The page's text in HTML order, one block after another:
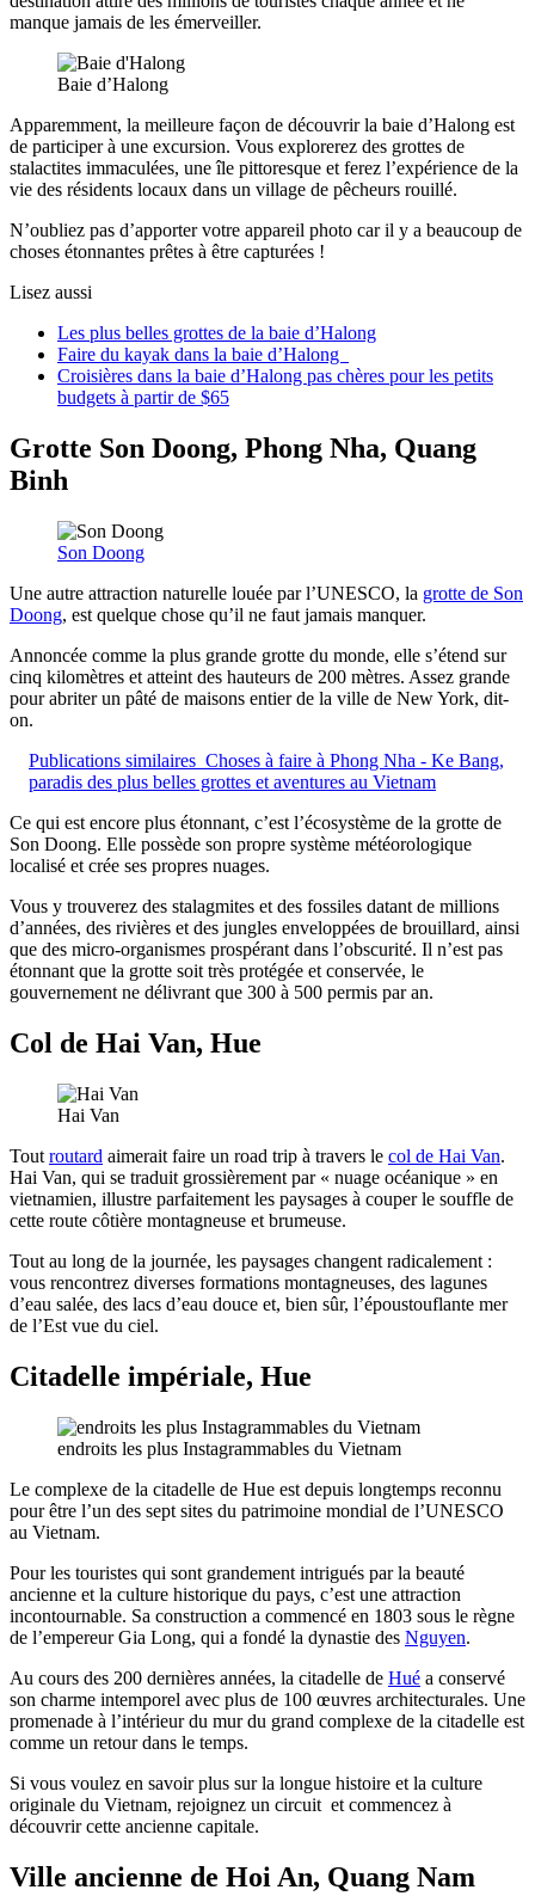
manque jamais de les émerveiller.
Baie d’Halong
Apparemment, la meilleure façon de découvrir la baie d’Halong est
de participer à une excursion. Vous explorerez des grottes de
stalactites immaculées, une île pittoresque et ferez l’expérience de la
vie des résidents locaux dans un village de pêcheurs rouillé.
N’oubliez pas d’apporter votre appareil photo car il y a beaucoup de
choses étonnantes prêtes à être capturées !
Lisez aussi
Les plus belles grottes de la baie d’Halong
Faire du kayak dans la baie d’Halong
Croisières dans la baie d’Halong pas chères pour les petits
budgets à partir de $65
Grotte Son Doong, Phong Nha, Quang
Binh
Son Doong
Une autre attraction naturelle louée par l’UNESCO, la grotte de Son
Doong, est quelque chose qu’il ne faut jamais manquer.
Annoncée comme la plus grande grotte du monde, elle s’étend sur
cinq kilomètres et atteint des hauteurs de 200 mètres. Assez grande
pour abriter un pâté de maisons entier de la ville de New York, dit-
on.
Publications similaires Choses à faire à Phong Nha - Ke Bang,
paradis des plus belles grottes et aventures au Vietnam
Ce qui est encore plus étonnant, c’est l’écosystème de la grotte de
Son Doong. Elle possède son propre système météorologique
localisé et crée ses propres nuages.
Vous y trouverez des stalagmites et des fossiles datant de millions
d’années, des rivières et des jungles enveloppées de brouillard, ainsi
que des micro-organismes prospérant dans l’obscurité. Il n’est pas
étonnant que la grotte soit très protégée et conservée, le
gouvernement ne délivrant que 300 à 500 permis par an.
Col de Hai Van, Hue
Hai Van
Tout routard aimerait faire un road trip à travers le col de Hai Van.
Hai Van, qui se traduit grossièrement par « nuage océanique » en
vietnamien, illustre parfaitement les paysages à couper le souffle de
cette route côtière montagneuse et brumeuse.
Tout au long de la journée, les paysages changent radicalement :
vous rencontrez diverses formations montagneuses, des lagunes
d’eau salée, des lacs d’eau douce et, bien sûr, l’époustouflante mer
de l’Est vue du ciel.
Citadelle impériale, Hue
endroits les plus Instagrammables du Vietnam
Le complexe de la citadelle de Hue est depuis longtemps reconnu
pour être l’un des sept sites du patrimoine mondial de l’UNESCO
au Vietnam.
Pour les touristes qui sont grandement intrigués par la beauté
ancienne et la culture historique du pays, c’est une attraction
incontournable. Sa construction a commencé en 1803 sous le règne
de l’empereur Gia Long, qui a fondé la dynastie des Nguyen.
Au cours des 200 dernières années, la citadelle de Hué a conservé
son charme intemporel avec plus de 100 œuvres architecturales. Une
promenade à l’intérieur du mur du grand complexe de la citadelle est
comme un retour dans le temps.
Si vous voulez en savoir plus sur la longue histoire et la culture
originale du Vietnam, rejoignez un circuit et commencez à
découvrir cette ancienne capitale.
Ville ancienne de Hoi An, Quang Nam